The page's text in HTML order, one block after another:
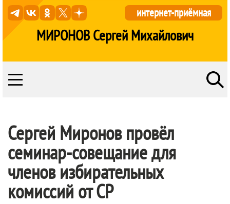
МИРОНОВ Сергей Михайлович
интернет-приёмная
Сергей Миронов провёл
семинар-совещание для
членов избирательных
комиссий от СР